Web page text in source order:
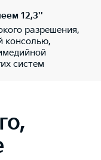
12,3''
разрешения,
консолью,
систем